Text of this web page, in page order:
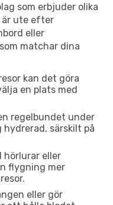
som erbjuder olika
är ute efter
eller
matchar dina
kan det göra
en plats med
regelbundet under
särskilt på
hörlurar eller
flygning mer
eller gör